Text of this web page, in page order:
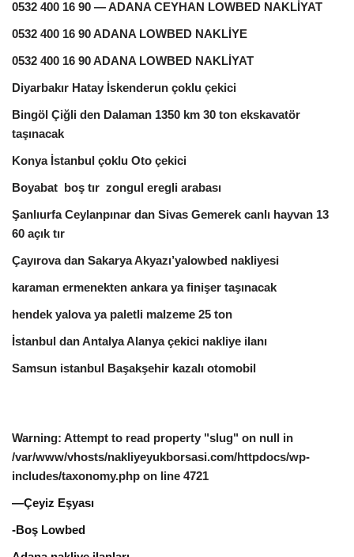
0532 400 16 90 — ADANA CEYHAN LOWBED NAKLİYAT
0532 400 16 90 ADANA LOWBED NAKLİYE
0532 400 16 90 ADANA LOWBED NAKLİYAT
Diyarbakır Hatay İskenderun çoklu çekici
Bingöl Çiğli den Dalaman 1350 km 30 ton ekskavatör
taşınacak
Konya İstanbul çoklu Oto çekici
Boyabat boş tır zongul eregli arabası
Şanlıurfa Ceylanpınar dan Sivas Gemerek canlı hayvan 13
60 açık tır
Çayırova dan Sakarya Akyazı’yalowbed nakliyesi
karaman ermenekten ankara ya finişer taşınacak
hendek yalova ya paletli malzeme 25 ton
İstanbul dan Antalya Alanya çekici nakliye ilanı
Samsun istanbul Başakşehir kazalı otomobil
Warning: Attempt to read property "slug" on null in
/var/www/vhosts/nakliyeyukborsasi.com/httpdocs/wp-
includes/taxonomy.php on line 4721
—Çeyiz Eşyası
-Boş Lowbed